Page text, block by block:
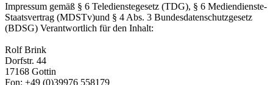
Impressum gemäß § 6 Teledienstegesetz (TDG), § 6 Mediendienste-
Staatsvertrag (MDSTv)und § 4 Abs. 3 Bundesdatenschutzgesetz
(BDSG) Verantwortlich für den Inhalt:
Rolf Brink
Dorfstr. 44
17168 Gottin
Fon: +49 (0)39976 558179